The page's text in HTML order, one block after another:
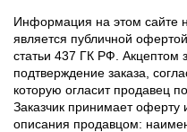
Информация на этом сайте
является публичной
статьи 437 ГК РФ. Акцептом
подтверждение заказа,
которую огласит продавец
Заказчик принимает оферту
описания продавцом: